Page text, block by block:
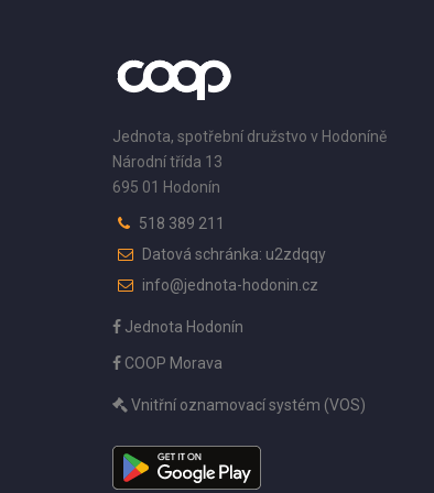
Jednota, spotřební družstvo v Hodoníně
Národní třída 13
695 01 Hodonín
518 389 211
Datová schránka: u2zdqqy
info@jednota-hodonin.cz
Jednota Hodonín
COOP Morava
Vnitřní oznamovací systém (VOS)